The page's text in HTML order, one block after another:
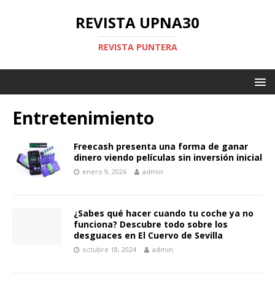
REVISTA UPNA30
REVISTA PUNTERA
Entretenimiento
Freecash presenta una forma de ganar
dinero viendo películas sin inversión inicial
enero 9, 2026 admin
¿Sabes qué hacer cuando tu coche ya no
funciona? Descubre todo sobre los
desguaces en El Cuervo de Sevilla
octubre 18, 2024 admin